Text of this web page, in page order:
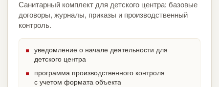
Санитарный комплект для детского центра: базовые
договоры, журналы, приказы и производственный
контроль.
уведомление о начале деятельности для
детского центра
программа производственного контроля
с учетом формата объекта